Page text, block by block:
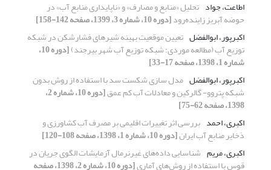
اطاعت، جواد تحلیل «منابع و مصارف» و «ناپایداری منابع آب» در
حوضه آبریز زاینده‌رود[دوره 10، شماره 3، 1399، صفحه 142-158]
اکبرپور، ابوالفضل تعیین موقعیت بهینه شیرهای فشارشکن در شبکه
توزیع آب (مطالعه موردی: شبکه توزیع آب شهر بیرجند) [دوره 10،
شماره 1، 1398، صفحه 17-33]
اکبرپور، ابوالفضل مدل سازی شکست سد با استفاده از روش بدون
شبکه پتروو- گالرکین و معادلات آب کم عمق [دوره 10، شماره 2،
1398، صفحه 62-75]
اکبری، احمد بررسی اثر تغییرات اقلیمی بر مصرف آب کشاورزی و
ذخایر منابع آب ایران[دوره 10، شماره 1، 1398، صفحه 108-120]
اکبری، مریم شناسایی داده‌های غیرنرمال آزمایشات الگوی جریان در
قوس با استفاده از روش‌های آماری [دوره 10، شماره 2، 1398، صفحه